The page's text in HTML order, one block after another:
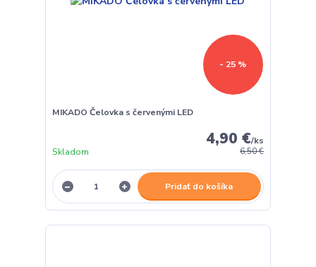
- 25 %
MIKADO Čelovka s červenými LED
6,50 €
4,90 €/ks
Skladom
Pridať do košíka